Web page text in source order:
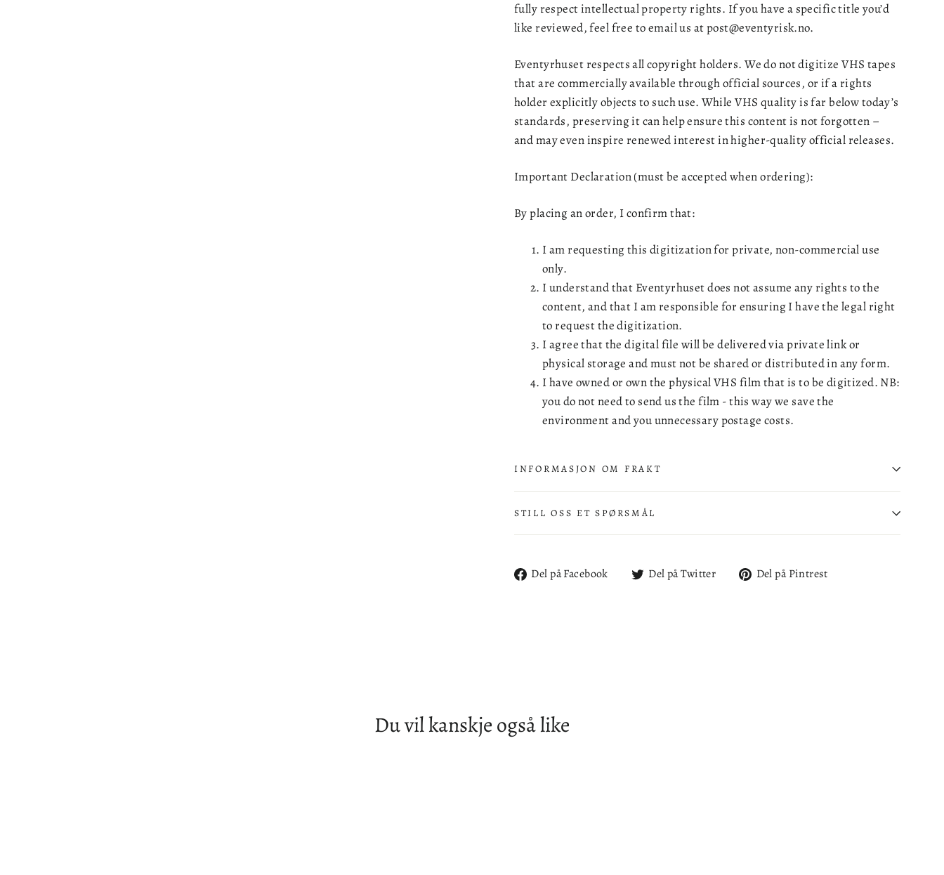
fully respect intellectual property rights. If you have a specific title you’d
like reviewed, feel free to email us at post@eventyrisk.no.
Eventyrhuset respects all copyright holders. We do not digitize VHS tapes
that are commercially available through official sources, or if a rights
holder explicitly objects to such use. While VHS quality is far below today’s
standards, preserving it can help ensure this content is not forgotten –
and may even inspire renewed interest in higher-quality official releases.
Important Declaration (must be accepted when ordering):
By placing an order, I confirm that:
I am requesting this digitization for private, non-commercial use
only.
I understand that Eventyrhuset does not assume any rights to the
content, and that I am responsible for ensuring I have the legal right
to request the digitization.
I agree that the digital file will be delivered via private link or
physical storage and must not be shared or distributed in any form.
I have owned or own the physical VHS film that is to be digitized. NB:
you do not need to send us the film - this way we save the
environment and you unnecessary postage costs.
INFORMASJON OM FRAKT
STILL OSS ET SPØRSMÅL
Del på Facebook
Del
Del på Twitter
Del
Del på Pintrest
Du vil kanskje også like